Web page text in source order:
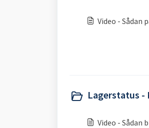
Video - Sådan
Lagerstatus -
Video - Sådan